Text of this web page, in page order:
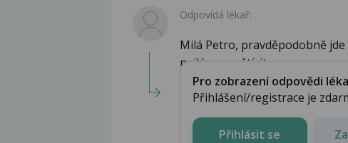
Odpovídá lékař:
Milá Petro, pravděpodobně
nejlépe navštívit gyne...
Pro zobrazení odpovědi
Přihlášení/registrace je
Přihlásit se